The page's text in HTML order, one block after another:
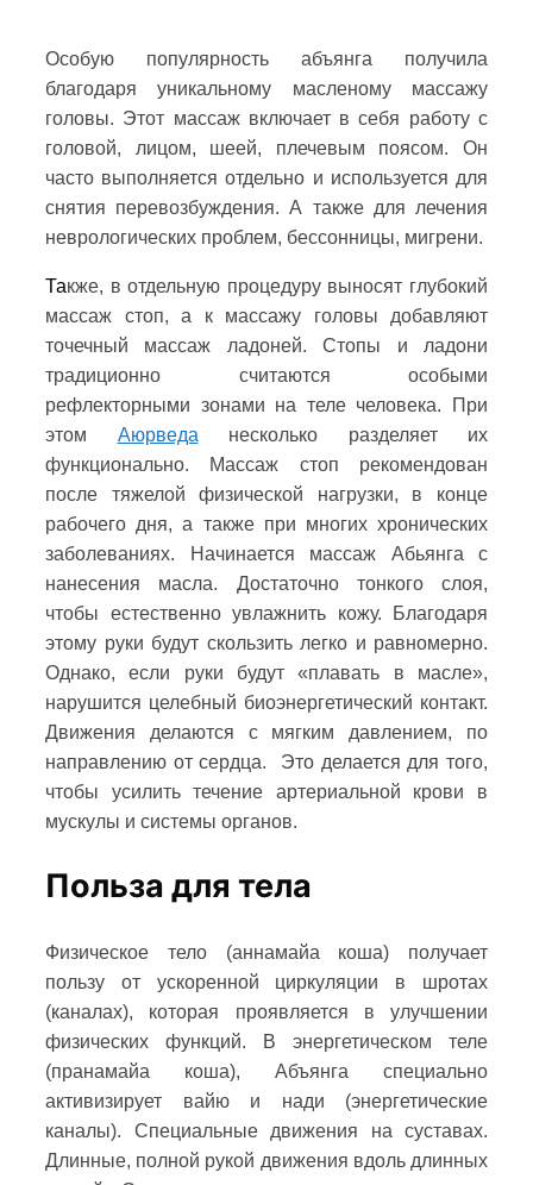
Особую популярность абъянга получила
благодаря уникальному масленому массажу
головы. Этот массаж включает в себя работу с
головой, лицом, шеей, плечевым поясом. Он
часто выполняется отдельно и используется для
снятия перевозбуждения. А также для лечения
неврологических проблем, бессонницы, мигрени.
Также, в отдельную процедуру выносят глубокий
массаж стоп, а к массажу головы добавляют
точечный массаж ладоней. Стопы и ладони
традиционно считаются особыми
рефлекторными зонами на теле человека. При
этом Аюрведа несколько разделяет их
функционально. Массаж стоп рекомендован
после тяжелой физической нагрузки, в конце
рабочего дня, а также при многих хронических
заболеваниях.
Начинается массаж Абьянга с
нанесения масла. Достаточно тонкого слоя,
чтобы естественно увлажнить кожу. Благодаря
этому руки будут скользить легко и равномерно.
Однако, если руки будут «плавать в масле»,
нарушится целебный биоэнергетический контакт.
Движения делаются с мягким давлением, по
направлению от сердца. Это делается для того,
чтобы усилить течение артериальной крови в
мускулы и системы органов.
Польза для тела
Физическое тело (аннамайа коша) получает
пользу от ускоренной циркуляции в шротах
(каналах), которая проявляется в улучшении
физических функций. В энергетическом теле
(пранамайа коша), Абъянга специально
активизирует вайю и нади (энергетические
каналы). Специальные движения на суставах.
Длинные, полной рукой движения вдоль длинных